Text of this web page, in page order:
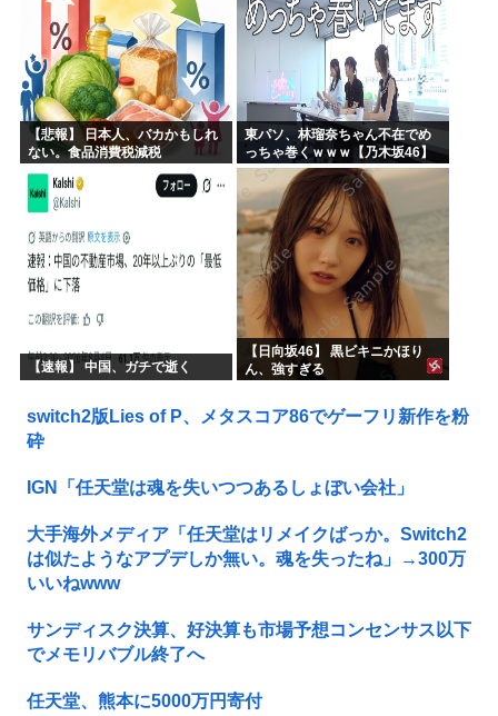
【悲報】 日本人、バカかもしれ
ない。食品消費税減税
賛成してしまう
東パソ、林瑠奈ちゃん不在でめ
っちゃ巻くｗｗｗ【乃木坂46】
【速報】 中国、ガチで逝く
【日向坂46】 黒ビキニかほり
ん、強すぎる
switch2版Lies of P、メタスコア86でゲーフリ新作を粉
砕
IGN「任天堂は魂を失いつつあるしょぼい会社」
大手海外メディア「任天堂はリメイクばっか。Switch2
は似たようなアプデしか無い。魂を失ったね」→300万
いいねwww
サンディスク決算、好決算も市場予想コンセンサス以下
でメモリバブル終了へ
任天堂、熊本に5000万円寄付